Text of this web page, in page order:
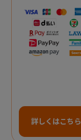
詳しくはこちら